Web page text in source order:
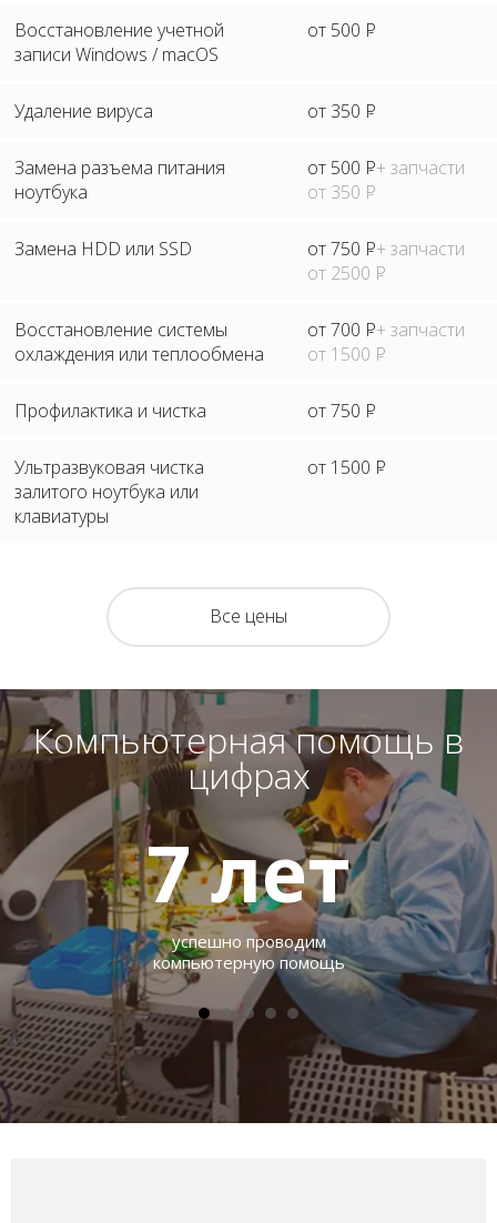
Восстановление учетной
записи Windows / macOS
от 500 Р
Удаление вируса от 350 Р
Замена разъема питания
ноутбука
от 500 Р+ запчасти
от 350 Р
Замена HDD или SSD от 750 Р+ запчасти
от 2500 Р
Восстановление системы
охлаждения или теплообмена
от 700 Р+ запчасти
от 1500 Р
Профилактика и чистка от 750 Р
Ультразвуковая чистка
залитого ноутбука или
клавиатуры
от 1500 Р
Все цены
Компьютерная помощь в
цифрах
7лет
успешно проводим
компьютерную помощь